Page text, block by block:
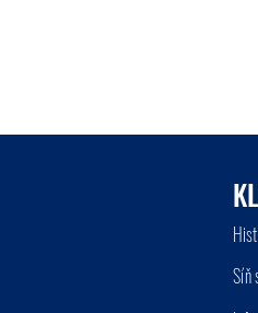
Síň